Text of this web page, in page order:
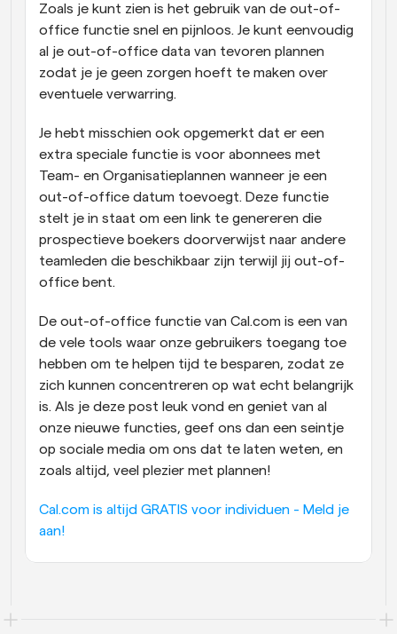
Zoals je kunt zien is het gebruik van de out-of-
office functie snel en pijnloos. Je kunt eenvoudig
al je out-of-office data van tevoren plannen
zodat je je geen zorgen hoeft te maken over
eventuele verwarring.
Je hebt misschien ook opgemerkt dat er een
extra speciale functie is voor abonnees met
Team- en Organisatieplannen wanneer je een
out-of-office datum toevoegt. Deze functie
stelt je in staat om een link te genereren die
prospectieve boekers doorverwijst naar andere
teamleden die beschikbaar zijn terwijl jij out-of-
office bent.
De out-of-office functie van Cal.com is een van
de vele tools waar onze gebruikers toegang toe
hebben om te helpen tijd te besparen, zodat ze
zich kunnen concentreren op wat echt belangrijk
is. Als je deze post leuk vond en geniet van al
onze nieuwe functies, geef ons dan een seintje
op sociale media om ons dat te laten weten, en
zoals altijd, veel plezier met plannen!
Cal.com is altijd GRATIS voor individuen - Meld je
aan!